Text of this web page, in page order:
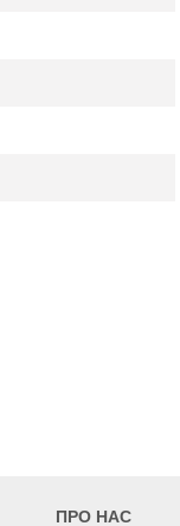
ПРО НАС